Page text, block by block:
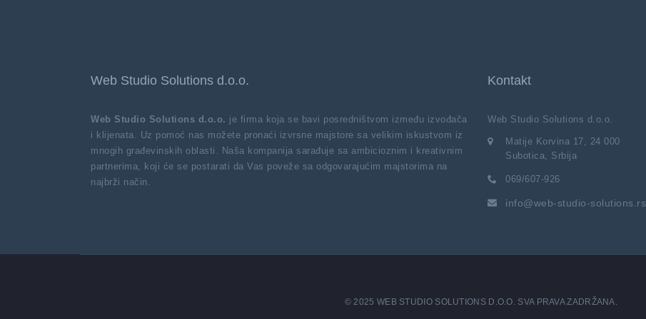
Web Studio Solutions d.o.o.
Web Studio Solutions d.o.o. je firma koja se bavi posredništvom između izvođača
i klijenata. Uz pomoć nas možete pronaći izvrsne majstore sa velikim iskustvom iz
mnogih građevinskih oblasti. Naša kompanija sarađuje sa ambicioznim i kreativnim
partnerima, koji će se postarati da Vas poveže sa odgovarajućim majstorima na
najbrži način.
Kontakt
Web Studio Solutions d.o.o.
Matije Korvina 17, 24 000
Subotica, Srbija
069/607-926
info@web-studio-solutions.rs
© 2025 WEB STUDIO SOLUTIONS D.O.O. SVA PRAVA ZADRŽANA.